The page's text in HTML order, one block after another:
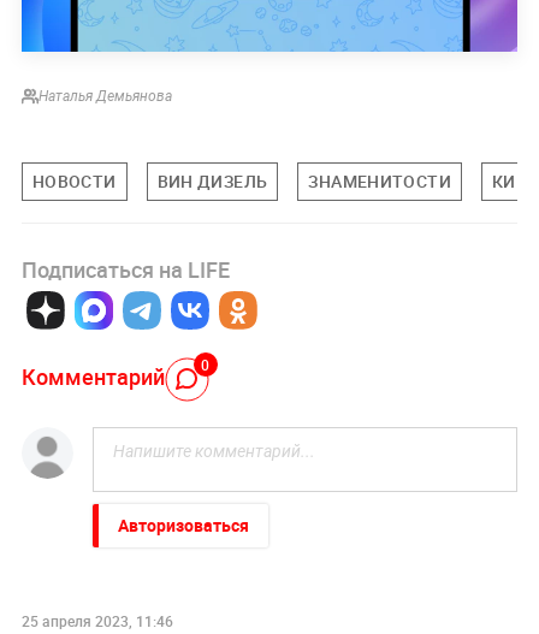
Наталья Демьянова
НОВОСТИ ВИН ДИЗЕЛЬ ЗНАМЕНИТОСТИ
Подписаться на LIFE
Комментарий 0
Авторизоваться
25 апреля 2023, 11:46